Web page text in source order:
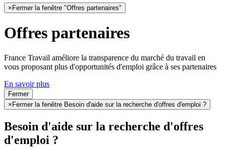
× Fermer la fenêtre "Offres partenaires"
Offres partenaires
France Travail améliore la transparence du marché du travail en
vous proposant plus d'opportunités d'emploi grâce à ses partenaires
En savoir plus
Fermer
× Fermer la fenêtre Besoin d'aide sur la recherche d'offres d'emploi ?
Besoin d'aide sur la recherche d'offres
d'emploi ?